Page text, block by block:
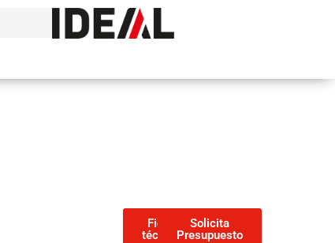
Ficha
técnica
Solicita
Presupuesto